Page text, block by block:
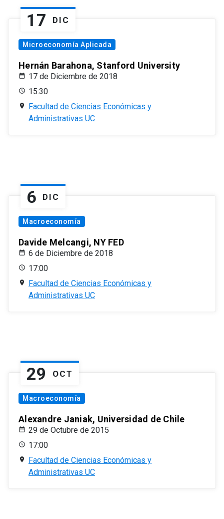
17 DIC
Microeconomía Aplicada
Hernán Barahona, Stanford University
17 de Diciembre de 2018
15:30
Facultad de Ciencias Económicas y
Administrativas UC
6 DIC
Macroeconomía
Davide Melcangi, NY FED
6 de Diciembre de 2018
17:00
Facultad de Ciencias Económicas y
Administrativas UC
29 OCT
Macroeconomía
Alexandre Janiak, Universidad de Chile
29 de Octubre de 2015
17:00
Facultad de Ciencias Económicas y
Administrativas UC